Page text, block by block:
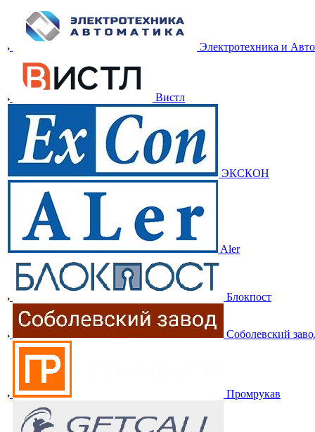
Электротехника и
Вистл
ЭКСКОН
Aler
Блокпост
Соболевский
Промрукав